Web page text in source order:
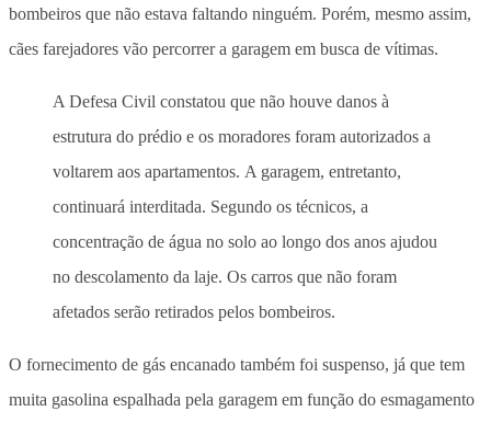
bombeiros que não estava faltando ninguém. Porém, mesmo assim,
cães farejadores vão percorrer a garagem em busca de vítimas.
A Defesa Civil constatou que não houve danos à
estrutura do prédio e os moradores foram autorizados a
voltarem aos apartamentos. A garagem, entretanto,
continuará interditada. Segundo os técnicos, a
concentração de água no solo ao longo dos anos ajudou
no descolamento da laje. Os carros que não foram
afetados serão retirados pelos bombeiros.
O fornecimento de gás encanado também foi suspenso, já que tem
muita gasolina espalhada pela garagem em função do esmagamento